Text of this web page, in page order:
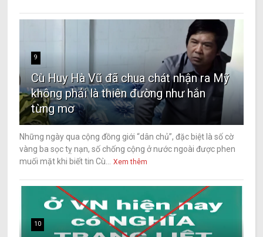
9
Cù Huy Hà Vũ đã chua chát nhận ra Mỹ
không phải là thiên đường như hắn
từng mơ
Những ngày qua cộng đồng giới “dân chủ”, đặc biệt là số cờ
vàng ba sọc tỵ nạn, số chống cộng ở nước ngoài được phen
muối mặt khi biết tin Cù... Xem thêm
10